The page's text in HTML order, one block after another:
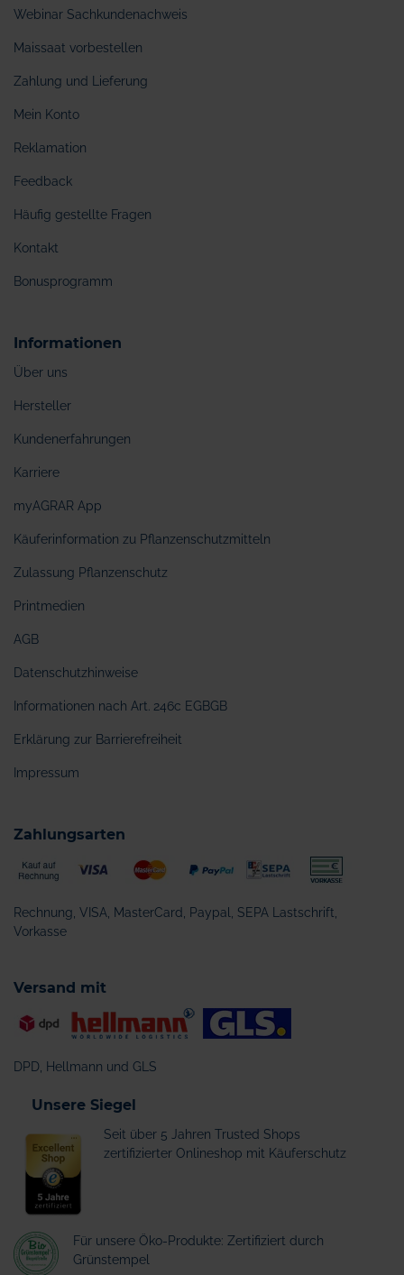
Webinar Sachkundenachweis
Maissaat vorbestellen
Zahlung und Lieferung
Mein Konto
Reklamation
Feedback
Häufig gestellte Fragen
Kontakt
Bonusprogramm
Informationen
Über uns
Hersteller
Kundenerfahrungen
Karriere
myAGRAR App
Käuferinformation zu Pflanzenschutzmitteln
Zulassung Pflanzenschutz
Printmedien
AGB
Datenschutzhinweise
Informationen nach Art. 246c EGBGB
Erklärung zur Barrierefreiheit
Impressum
Zahlungsarten
Rechnung, VISA, MasterCard, Paypal, SEPA Lastschrift,
Vorkasse
Versand mit
DPD, Hellmann und GLS
Unsere Siegel
Seit über 5 Jahren Trusted Shops
zertifizierter Onlineshop mit Käuferschutz
Für unsere Öko-Produkte: Zertifiziert durch
Grünstempel